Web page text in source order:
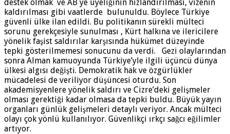
destek olmak ve AB ye üyeliğinin hızlandırılması, vizenin
kaldırılması gibi vaatlerde bulunuldu. Böylece Türkiye
güvenli ülke ilan edildi. Bu politikanın sürekli mülteci
sorunu gerekçesiyle sunulması , Kürt halkına ve ilericilere
yönelik faşist saldırılar karşısında hükümet düzeyinde
tepki gösterilmemesi sonucunu da verdi. Gezi olaylarından
sonra Alman kamuoyunda Türkiye’yle ilgili üçüncü dünya
ülkesi algısı değişti. Demokratik hak ve özgürlükler
mücadelesi de veriliyor düşüncesi oturdu. Son
akademisyenlere yönelik saldırı ve Cizre’deki gelişmeler
olması gerektiği kadar olmasa da tepki buldu. Büyük yayın
organları günlük gelişmeleri detaylı veriyor. Ancak mülteci
olayı çok yönlü kullanılıyor. Güvenlikçi ırkçı sağcı eğilimler
artıyor.